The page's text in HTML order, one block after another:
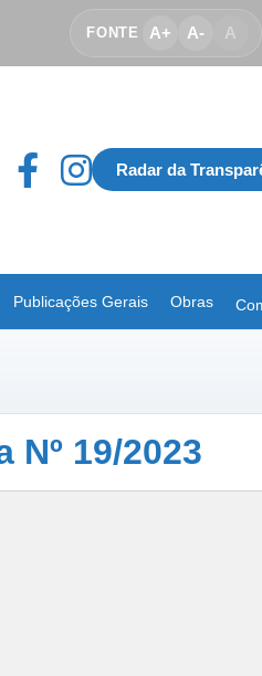
FONTE A+ A- A
Radar da
Publicações Gerais Obras
Nº 19/2023